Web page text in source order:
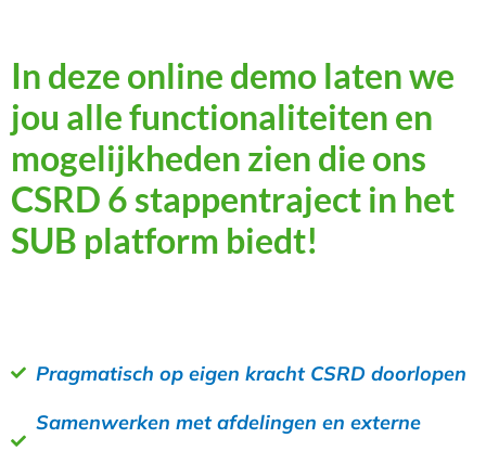
In deze online demo laten we
jou alle functionaliteiten en
mogelijkheden zien die ons
CSRD 6 stappentraject in het
SUB platform biedt!
Pragmatisch op eigen kracht CSRD doorlopen
Samenwerken met afdelingen en externe